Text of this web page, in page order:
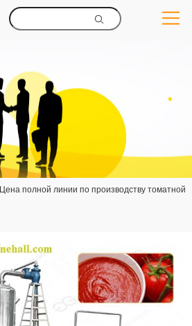
Цена полной линии по производству томатной